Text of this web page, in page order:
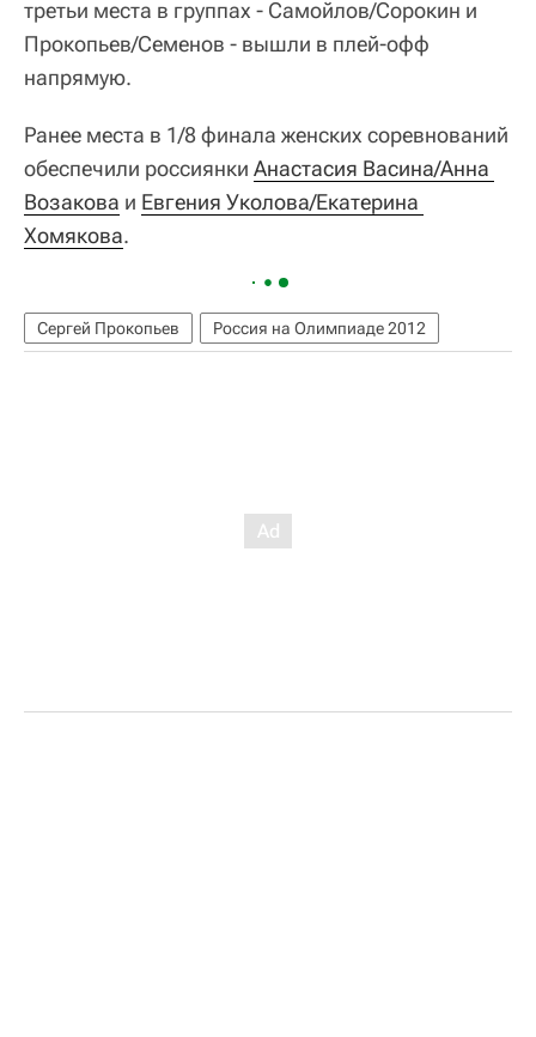
третьи места в группах - Самойлов/Сорокин и
Прокопьев/Семенов - вышли в плей-офф
напрямую.
Ранее места в 1/8 финала женских соревнований
обеспечили россиянки Анастасия Васина/Анна
Возакова и Евгения Уколова/Екатерина
Хомякова.
Сергей Прокопьев Россия на Олимпиаде 2012